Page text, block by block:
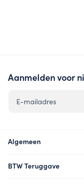
Algemeen
BTW Teruggave
Aanmelden voor
E-mailadres